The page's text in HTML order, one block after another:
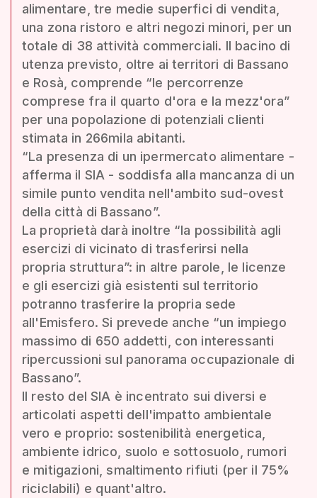
alimentare, tre medie superfici di vendita,
una zona ristoro e altri negozi minori, per un
totale di 38 attività commerciali. Il bacino di
utenza previsto, oltre ai territori di Bassano
e Rosà, comprende “le percorrenze
comprese fra il quarto d'ora e la mezz'ora”
per una popolazione di potenziali clienti
stimata in 266mila abitanti.
“La presenza di un ipermercato alimentare -
afferma il SIA - soddisfa alla mancanza di un
simile punto vendita nell'ambito sud-ovest
della città di Bassano”.
La proprietà darà inoltre “la possibilità agli
esercizi di vicinato di trasferirsi nella
propria struttura”: in altre parole, le licenze
e gli esercizi già esistenti sul territorio
potranno trasferire la propria sede
all'Emisfero. Si prevede anche “un impiego
massimo di 650 addetti, con interessanti
ripercussioni sul panorama occupazionale di
Bassano”.
Il resto del SIA è incentrato sui diversi e
articolati aspetti dell'impatto ambientale
vero e proprio: sostenibilità energetica,
ambiente idrico, suolo e sottosuolo, rumori
e mitigazioni, smaltimento rifiuti (per il 75%
riciclabili) e quant'altro.